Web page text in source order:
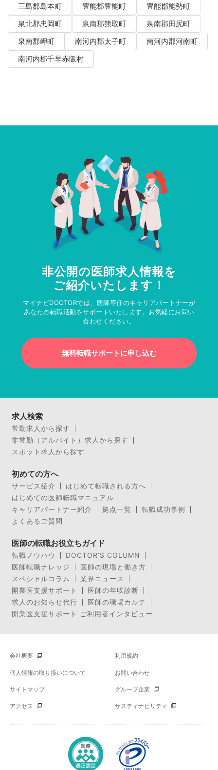
三島郡島本町
豊能郡豊能町
豊能郡能勢町
泉北郡忠岡町
泉南郡熊取町
泉南郡田尻町
泉南郡岬町
南河内郡太子町
南河内郡河南町
南河内郡千早赤阪村
非公開の医師求人情報を
ご紹介いたします！
マイナビDOCTORでは、医師専任のキャリアパートナーが
あなたの転職活動をサポートいたします。お気軽にお問い
合わせください。
無料転職サポートに申し込む
求人検索
常勤求人から探す
非常勤（アルバイト）求人から探す
スポット求人から探す
初めての方へ
サービス紹介
はじめて転職される方へ
はじめての医師転職マニュアル
キャリアパートナー紹介
拠点一覧
転職成功事例
よくあるご質問
医師の転職お役立ちガイド
転職ノウハウ
DOCTOR’S COLUMN
医師転職ナレッジ
医師の現場と働き方
スペシャルコラム
業界ニュース
開業医支援サポート
医師の年収診断
求人のお知らせ代行
医師の職場カルテ
開業医支援サポート ご利用者インタビュー
会社概要 利用規約
個人情報の取り扱いについて お問い合わせ
サイトマップ グループ企業
アクセス サスティナビリティ